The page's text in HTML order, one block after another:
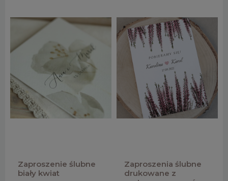
Zaproszenie ślubne
biały kwiat
Zaproszenia ślubne
drukowane z